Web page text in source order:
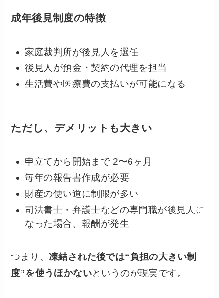
成年後見制度の特徴
家庭裁判所が後見人を選任
後見人が預金・契約の代理を担当
生活費や医療費の支払いが可能になる
ただし、デメリットも大きい
申立てから開始まで 2〜6ヶ月
毎年の報告書作成が必要
財産の使い道に制限が多い
司法書士・弁護士などの専門職が後見人に
なった場合、報酬が発生
つまり、凍結された後では“負担の大きい制
度”を使うほかないというのが現実です。